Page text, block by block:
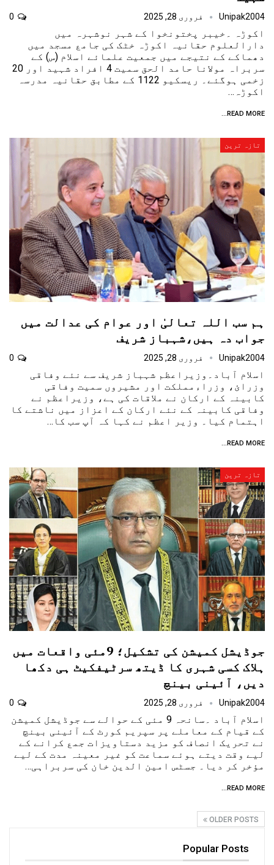
Unipak2004 فروری 28, 2025
اکوڑہ ۔خیبر پختونخوا کے شہر نوشہرہ میں
دارالعلوم حقانیہ اکوڑہ خٹک کی جامع مسجد میں
دھماکے کے نتیجے میں جمعیت علمائے اسلام (س) کے
سربراہ مولانا حامد الحق سمیت 4 افراد شہید اور 20
زخمی ہوگئے۔ ریسکیو 1122 کے مطابق حقانیہ مدرسہ
اکوڑہ…
READ MORE...
تازہ ترین
ہم سب اللہ تعالیٰ اور عوام کی عدالت میں
جواب دہ ہیں،شہباز شریف
Unipak2004 فروری 28, 2025
اسلام آباد۔وزیراعظم شہباز شریف سے نئے وفاقی
وزرائ، وزراءمملکت اور مشیروں سمیت وفاقی
کابینہ کے ارکان نے ملاقات کی ہے، وزیراعظم نے
وفاقی کابینہ کے نئے ارکان کے اعزاز میں ناشتے کا
اہتمام کیا۔ وزیر اعظم نے کہا کہ آپ سب کا…
READ MORE...
تازہ ترین
جوڈیشل کمیشن کی تشکیل؛ 9مئی واقعات میں
ہلاک کسی شہری کا ڈیتھ سرٹیفکیٹ ہی دکھا
دیں، آئینی بینچ
Unipak2004 فروری 28, 2025
اسلام آباد ۔سانحہ 9 مئی کے حوالے سے جوڈیشل کمیشن
کے قیام کے معاملے پر سپریم کورٹ کے آئینی بینچ
نے تحریک انصاف کو مزید دستاویزات جمع کرانے کے
لیے وقت دیتے ہوئے سماعت کو غیر معینہ مدت کے لیے
مؤخر کر دیا۔ جسٹس امین الدین خان کی سربراہی…
READ MORE...
OLDER POSTS
Popular Posts